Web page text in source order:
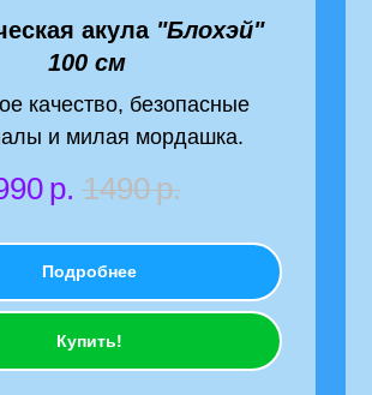
акула "Блохэй"
100 см
качество, безопасные
и милая мордашка.
р. 1490р.
Подробнее
Купить!